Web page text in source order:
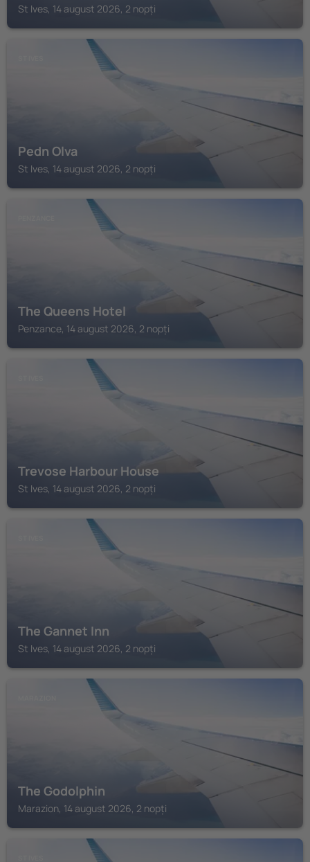
St Ives, 14 august 2026, 2 nopți
Pedn Olva
St Ives, 14 august 2026, 2 nopți
The Queens Hotel
Penzance, 14 august 2026, 2 nopți
Trevose Harbour House
St Ives, 14 august 2026, 2 nopți
The Gannet Inn
St Ives, 14 august 2026, 2 nopți
The Godolphin
Marazion, 14 august 2026, 2 nopți